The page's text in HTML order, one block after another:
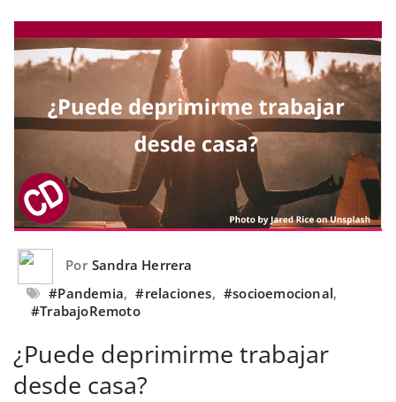
Por Sandra Herrera
#Pandemia, #relaciones, #socioemocional,
#TrabajoRemoto
¿Puede deprimirme trabajar
desde casa?